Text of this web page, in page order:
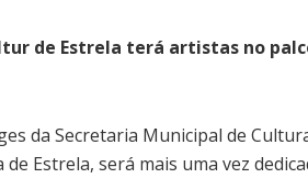
de Estrela terá artistas no
da Secretaria Municipal de
Estrela, será mais uma vez